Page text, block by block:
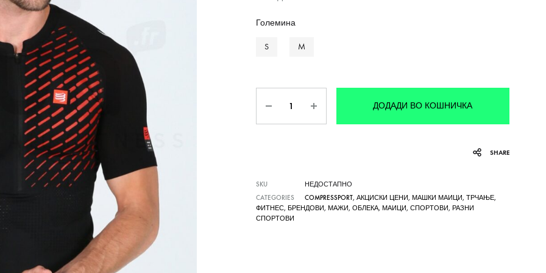
Чизми
Големина
S M
ДОДАДИ ВО КОШНИЧКА
SHARE
SKU
НЕДОСТАПНО
CATEGORIES
COMPRESSPORT, АКЦИСКИ ЦЕНИ, МАШКИ МАИЦИ, ТРЧАЊЕ,
ФИТНЕС, БРЕНДОВИ, МАЖИ, ОБЛЕКА, МАИЦИ, СПОРТОВИ, РАЗНИ
СПОРТОВИ